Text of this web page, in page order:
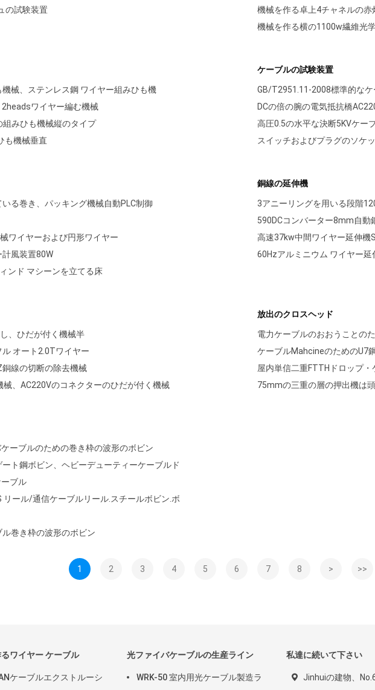
の試験装置
機械を作る卓上4チャネルの
機械を作る横の1100w繊維光
械、ステンレス鋼 ワイヤー組みひも機
ワイヤー編む機械
みひも機械縦のタイプ
も機械垂直
ケーブルの試験装置
GB/T2951.11-2008標準的な
DCの倍の腕の電気抵抗橋
高圧0.5の水平な決断5KVケー
スイッチおよびプラグのソケ
る巻き、パッキング機械自動PLC制御
ワイヤーおよび円形ワイヤー
風装置80W
ンド マシーンを立てる床
銅線の延伸機
3アニーリングを用いる段階
590DCコンバーター8mm自動
高速37kw中間ワイヤー延伸機
60Hzアルミニウム ワイヤー
、ひだが付く機械半
オート2.0Tワイヤー
線の切断の除去機械
、AC220Vのコネクターのひだが付く機械
放出のクロスヘッド
電力ケーブルのおおうことの
ケーブルMahcineのためのU7
屋内単信二重FTTHドロップ
75mmの三重の層の押出機は
ーブルのための巻き枠の波形のボビン
ト鋼ボビン、ヘビーデューティーケーブルド
ブル
ール/通信ケーブルリール.スチールボビン.ボ
巻き枠の波形のボビン
1 2 3 4 5 6 7 8 > >>
ワイヤー ケーブル
ケーブルエクストルーシ
光ファイバケーブルの生産ライン
WRK-50 室内用光ケーブル製造ラ
私達に続いて下さい
Jinhuiの建物、